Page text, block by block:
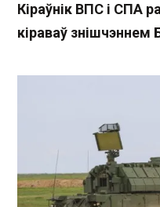
Кіраўнік ВПС і СПА
кіраваў